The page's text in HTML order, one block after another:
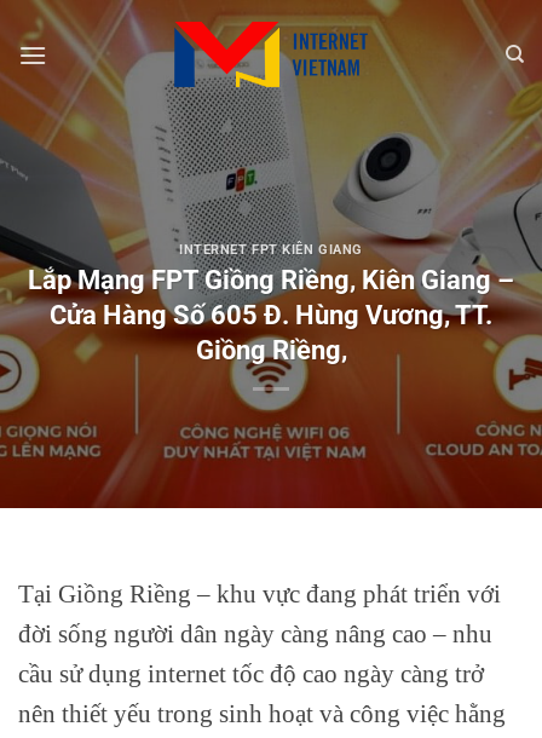
Chuyển
đến
nội
dung
INTERNET FPT KIÊN GIANG
Lắp Mạng FPT Giồng Riềng, Kiên Giang –
Cửa Hàng Số 605 Đ. Hùng Vương, TT.
Giồng Riềng,
Tại Giồng Riềng – khu vực đang phát triển với
đời sống người dân ngày càng nâng cao – nhu
cầu sử dụng internet tốc độ cao ngày càng trở
nên thiết yếu trong sinh hoạt và công việc hằng